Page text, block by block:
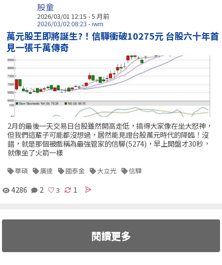
股童
2026/03/01 12:15 - 5 月前
2026/03/02 08:23 - iwm
萬元股王即將誕生?！信驊衝破10275元 台股六十年首
見一張千萬傳奇
2月的最後一天交易日台股雖然開高走低，搞得大家像在坐大怒神，
但我們這輩子可能都沒想過，居然能見證台股萬元時代的降臨！沒
錯，就是那個被戲稱為最強管家的信驊(5274)，早上開盤才30秒，
就像坐了火箭一樣
華碩 廣達 國泰金 大立光 信驊
4286 2 1
閱讀更多